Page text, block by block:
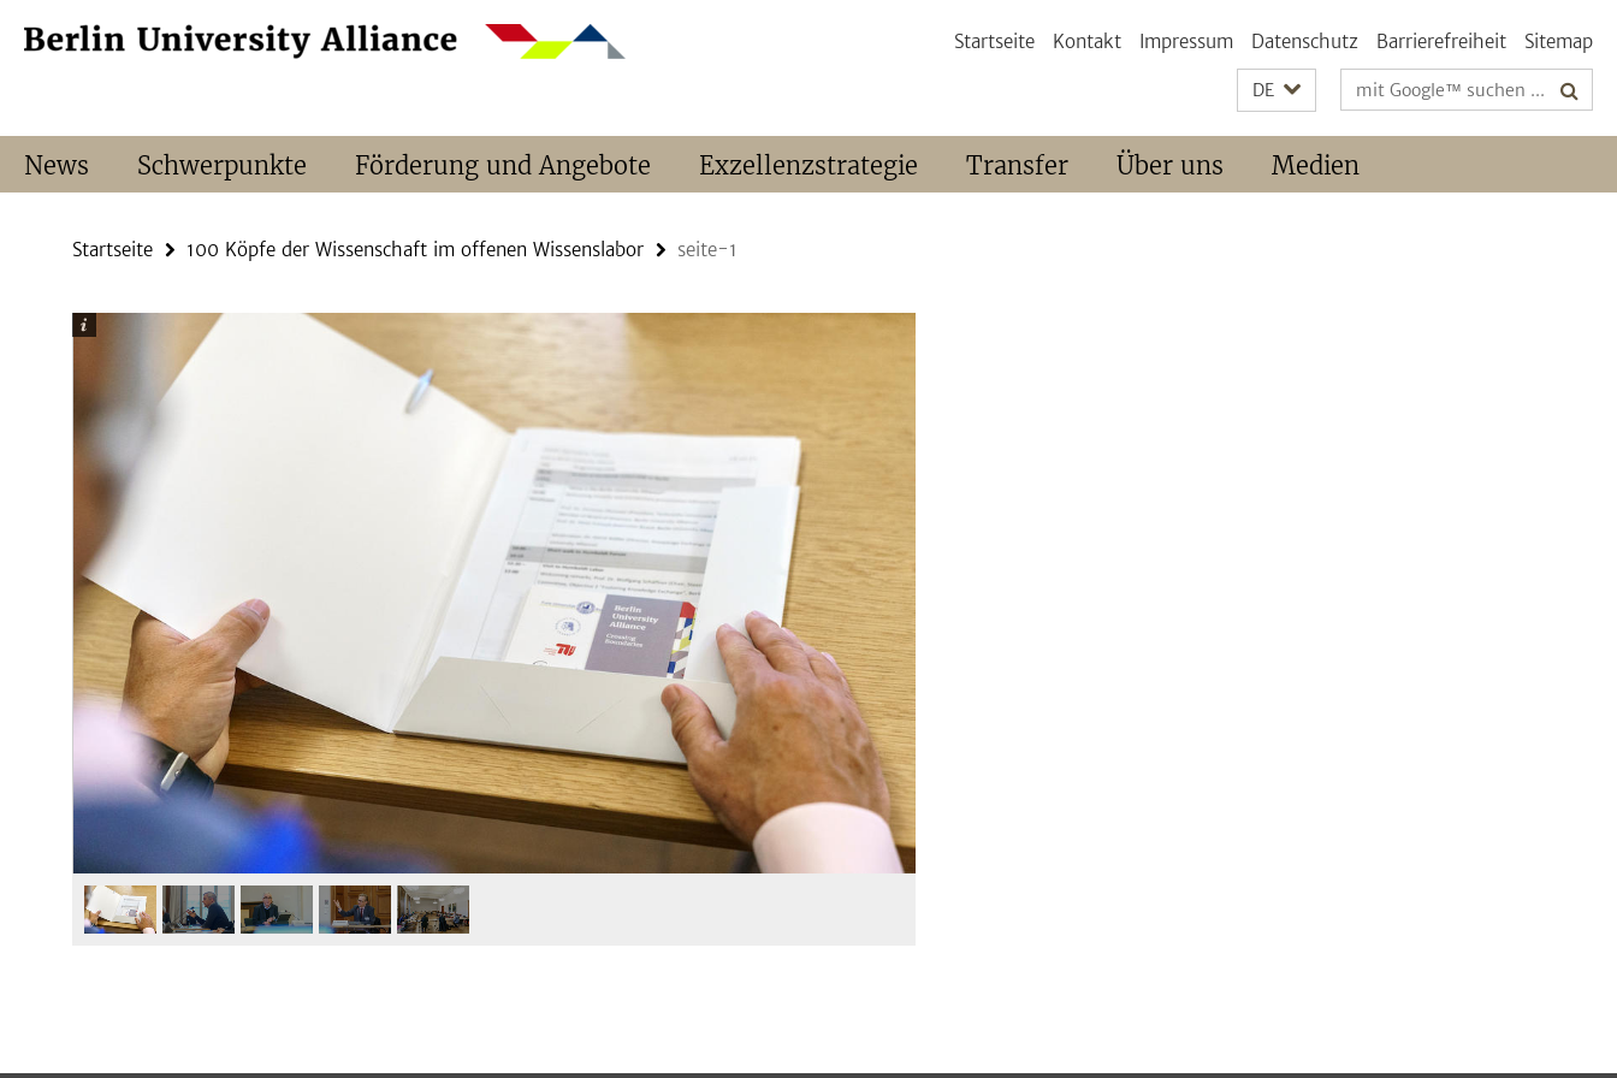
direkt
Service-
Startseite Kontakt Impressum Datenschutz Barrierefreiheit Sitemap
DE Suchbegriffe
News Schwerpunkte Förderung und Angebote Exzellenzstrategie Transfer Über uns Medien
Startseite 100 Köpfe der Wissenschaft im offenen Wissenslabor seite-1